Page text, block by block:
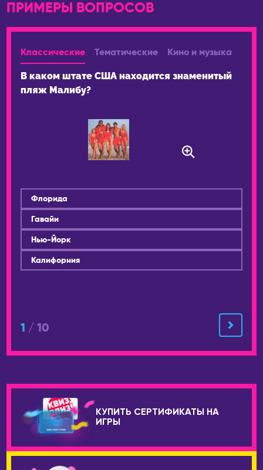
АВСТРАЛИЯ
Брисбен
Мельбурн
Сидней
АВСТРИЯ
ФРАНЦИЯ
ПРИМЕРЫ ВОПРОСОВ
Классические Тематические Кино и музыка
В каком штате США находится знаменитый
пляж Малибу?
Флорида
Гавайи
Нью-Йорк
Калифорния
1 / 10
КУПИТЬ СЕРТИФИКАТЫ НА
ИГРЫ